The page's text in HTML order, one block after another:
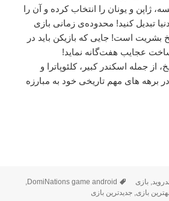
ژاپن و یونان را انتخاب کرده و آن را
تبدیل کنید! محدوده‌ی زمانی بازی
بشریت است! جایی که بازیکن باید در
عجایب هفت‌گانه نماید!
جمله اسکندر کبیر، کلئوپاترا و
برهه های مهم تاریخی خود به مبارزه
,بازی برچسب‌ها
DomiNations game android
,
بازی,جدیدترین بازی